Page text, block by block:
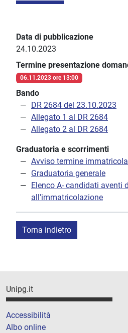
Data di pubblicazione
24.10.2023
Termine presentazione
06.11.2023 ore 13:00
Bando
DR 2684 del 23.10.2023
Allegato 1 al DR 2684
Allegato 2 al DR 2684
Graduatoria e scorrimenti
Avviso termine
Graduatoria generale
Elenco A- candidati aventi
all'immatricolazione
Torna indietro
Unipg.it
Accessibilità
Albo online